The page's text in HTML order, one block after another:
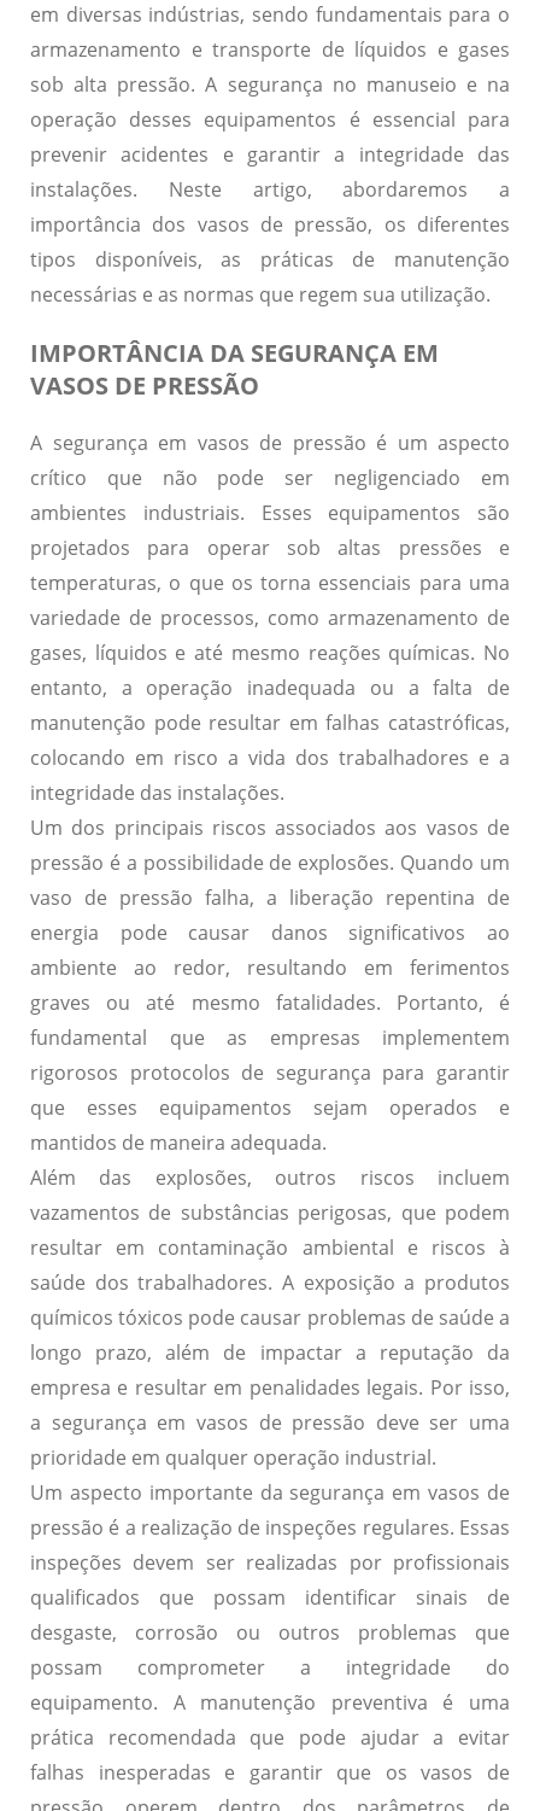
em diversas indústrias, sendo fundamentais para o
armazenamento e transporte de líquidos e gases
sob alta pressão. A segurança no manuseio e na
operação desses equipamentos é essencial para
prevenir acidentes e garantir a integridade das
instalações. Neste artigo, abordaremos a
importância dos vasos de pressão, os diferentes
tipos disponíveis, as práticas de manutenção
necessárias e as normas que regem sua utilização.
IMPORTÂNCIA DA SEGURANÇA EM
VASOS DE PRESSÃO
A segurança em vasos de pressão é um aspecto
crítico que não pode ser negligenciado em
ambientes industriais. Esses equipamentos são
projetados para operar sob altas pressões e
temperaturas, o que os torna essenciais para uma
variedade de processos, como armazenamento de
gases, líquidos e até mesmo reações químicas. No
entanto, a operação inadequada ou a falta de
manutenção pode resultar em falhas catastróficas,
colocando em risco a vida dos trabalhadores e a
integridade das instalações.
Um dos principais riscos associados aos vasos de
pressão é a possibilidade de explosões. Quando um
vaso de pressão falha, a liberação repentina de
energia pode causar danos significativos ao
ambiente ao redor, resultando em ferimentos
graves ou até mesmo fatalidades. Portanto, é
fundamental que as empresas implementem
rigorosos protocolos de segurança para garantir
que esses equipamentos sejam operados e
mantidos de maneira adequada.
Além das explosões, outros riscos incluem
vazamentos de substâncias perigosas, que podem
resultar em contaminação ambiental e riscos à
saúde dos trabalhadores. A exposição a produtos
químicos tóxicos pode causar problemas de saúde a
longo prazo, além de impactar a reputação da
empresa e resultar em penalidades legais. Por isso,
a segurança em vasos de pressão deve ser uma
prioridade em qualquer operação industrial.
Um aspecto importante da segurança em vasos de
pressão é a realização de inspeções regulares. Essas
inspeções devem ser realizadas por profissionais
qualificados que possam identificar sinais de
desgaste, corrosão ou outros problemas que
possam comprometer a integridade do
equipamento. A manutenção preventiva é uma
prática recomendada que pode ajudar a evitar
falhas inesperadas e garantir que os vasos de